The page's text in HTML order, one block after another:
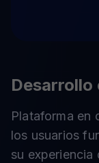
Plataforma en
los usuarios
su experiencia